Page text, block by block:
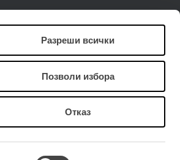
Разреши всички
Позволи избора
Отказ